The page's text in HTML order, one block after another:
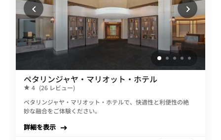
ペタリンジャヤ・マリオット・ホテル
4 (26 レビュー)
ペタリンジャヤ・マリオット・ホテルで、快適性と利便性の絶
妙な融合をご体験ください。
詳細を表示